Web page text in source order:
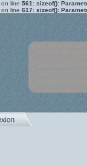
on line 561 : sizeof():
on line 617: sizeof():